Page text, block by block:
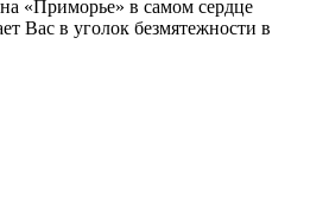
«Приморье» в самом сердце
Вас в уголок безмятежности в